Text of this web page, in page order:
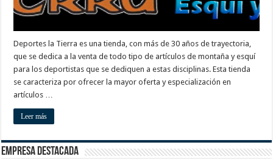
Deportes la Tierra es una tienda, con más de 30 años de trayectoria,
que se dedica a la venta de todo tipo de artículos de montaña y esquí
para los deportistas que se dediquen a estas disciplinas. Esta tienda
se caracteriza por ofrecer la mayor oferta y especialización en
artículos …
Leer más
Empresa destacada